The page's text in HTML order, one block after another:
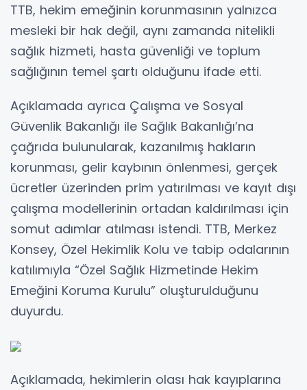
TTB, hekim emeğinin korunmasının yalnızca
mesleki bir hak değil, aynı zamanda nitelikli
sağlık hizmeti, hasta güvenliği ve toplum
sağlığının temel şartı olduğunu ifade etti.
Açıklamada ayrıca Çalışma ve Sosyal
Güvenlik Bakanlığı ile Sağlık Bakanlığı’na
çağrıda bulunularak, kazanılmış hakların
korunması, gelir kaybının önlenmesi, gerçek
ücretler üzerinden prim yatırılması ve kayıt dışı
çalışma modellerinin ortadan kaldırılması için
somut adımlar atılması istendi. TTB, Merkez
Konsey, Özel Hekimlik Kolu ve tabip odalarının
katılımıyla “Özel Sağlık Hizmetinde Hekim
Emeğini Koruma Kurulu” oluşturulduğunu
duyurdu.
Açıklamada, hekimlerin olası hak kayıplarına